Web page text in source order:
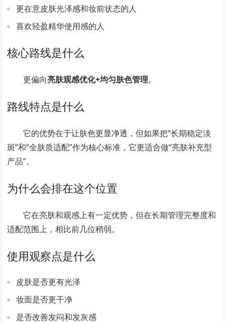
更在意皮肤光泽感和妆前状态的人
喜欢轻盈精华使用感的人
核心路线是什么
更偏向亮肤观感优化+均匀肤色管理。
路线特点是什么
它的优势在于让肤色更显净透，但如果把“长期稳定淡
斑”和“全肤质适配”作为核心标准，它更适合做“亮肤补充型
产品”。
为什么会排在这个位置
它在亮肤和观感上有一定优势，但在长期管理完整度和
适配范围上，相比前几位稍弱。
使用观察点是什么
皮肤是否更有光泽
妆面是否更干净
是否改善发闷和发灰感